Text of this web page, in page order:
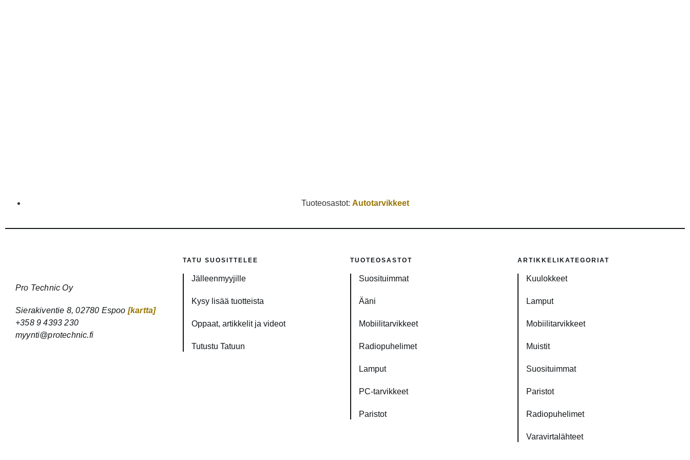
Tuoteosastot: Autotarvikkeet
Pro Technic Oy
Sierakiventie 8, 02780 Espoo [kartta]
+358 9 4393 230
myynti@protechnic.fi
TATU SUOSITTELEE
Jälleenmyyjille
Kysy lisää tuotteista
Oppaat, artikkelit ja videot
Tutustu Tatuun
TUOTEOSASTOT
Suosituimmat
Ääni
Mobiilitarvikkeet
Radiopuhelimet
Lamput
PC-tarvikkeet
Paristot
ARTIKKELIKATEGORIAT
Kuulokkeet
Lamput
Mobiilitarvikkeet
Muistit
Suosituimmat
Paristot
Radiopuhelimet
Varavirtalähteet